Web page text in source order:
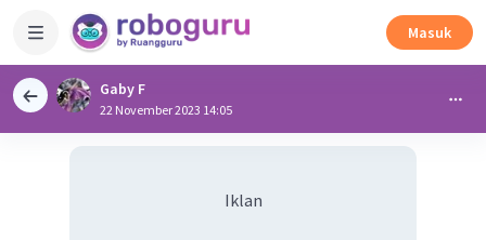
Masuk
Gaby F
22 November 2023 14:05
Iklan